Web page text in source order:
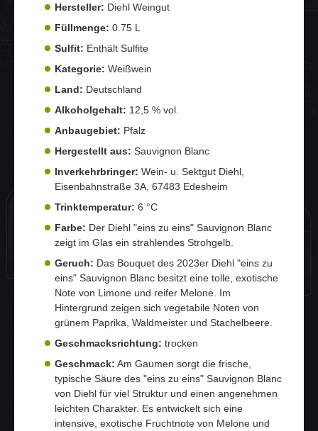
Hersteller: Diehl Weingut
Füllmenge: 0.75 L
Sulfit: Enthält Sulfite
Kategorie: Weißwein
Land: Deutschland
Alkoholgehalt: 12,5 % vol.
Anbaugebiet: Pfalz
Hergestellt aus: Sauvignon Blanc
Inverkehrbringer: Wein- u. Sektgut Diehl,
Eisenbahnstraße 3A, 67483 Edesheim
Trinktemperatur: 6 °C
Farbe: Der Diehl "eins zu eins" Sauvignon Blanc
zeigt im Glas ein strahlendes Strohgelb.
Geruch: Das Bouquet des 2023er Diehl "eins zu
eins" Sauvignon Blanc besitzt eine tolle, exotische
Note von Limone und reifer Melone. Im
Hintergrund zeigen sich vegetabile Noten von
grünem Paprika, Waldmeister und Stachelbeere.
Geschmacksrichtung: trocken
Geschmack: Am Gaumen sorgt die frische,
typische Säure des "eins zu eins" Sauvignon Blanc
von Diehl für viel Struktur und einen angenehmen
leichten Charakter. Es entwickelt sich eine
intensive, exotische Fruchtnote von Melone und